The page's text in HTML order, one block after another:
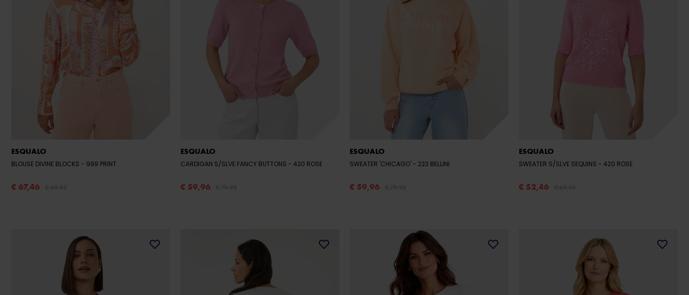
ESQUALO
BLOUSE DIVINE BLOCKS - 999 PRINT
€ 67,46
ESQUALO
CARDIGAN S/SLVE FANCY BUTTONS - 420 ROSE
€ 59,96
ESQUALO
SWEATER 'CHICAGO' - 223 BELLINI
€ 59,96
ESQUALO
SWEATER S/SLVE SEQUINS - 420 ROSE
€ 52,46